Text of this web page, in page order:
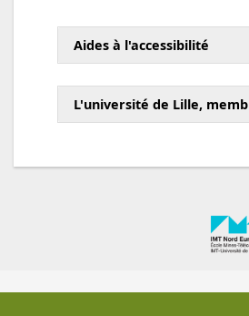
Aides à l'accessibilité
L'université de Lille,